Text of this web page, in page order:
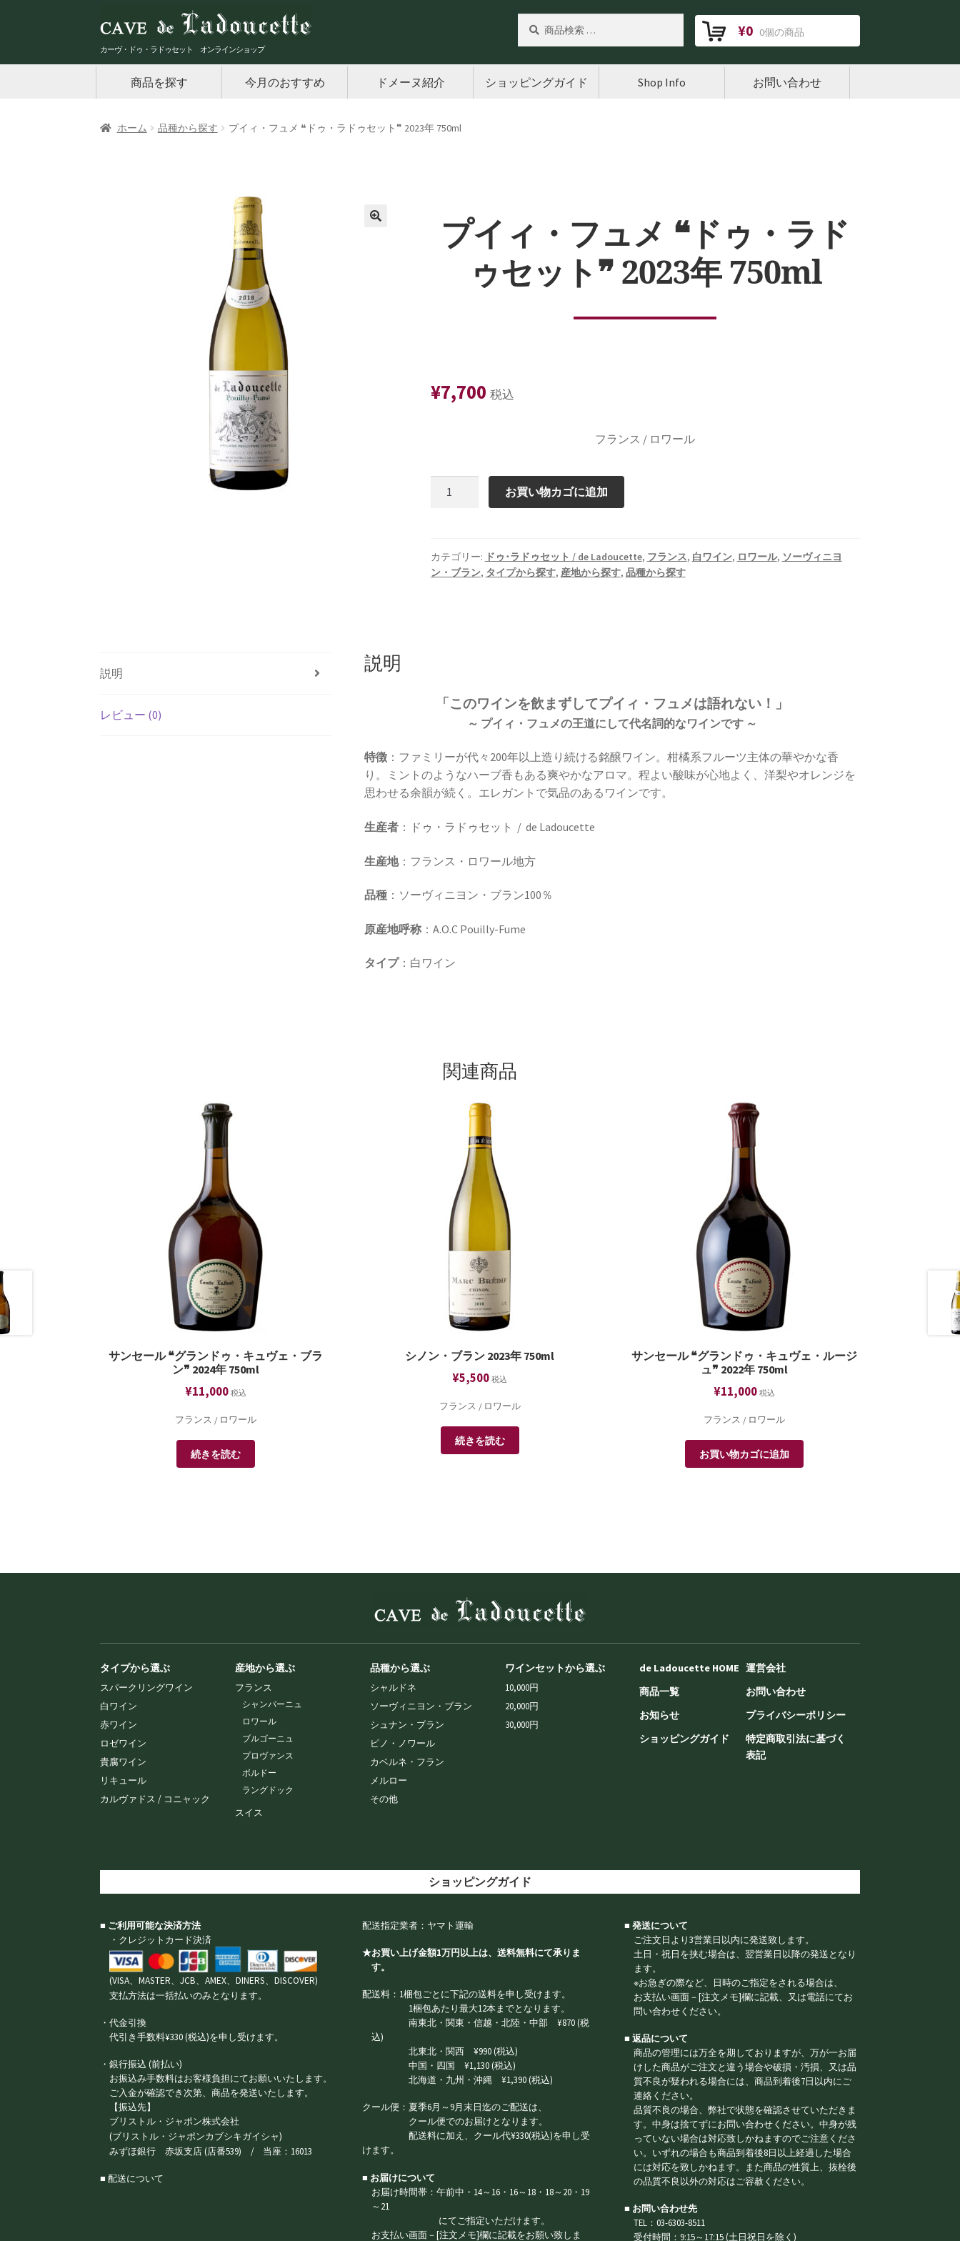
ビ
ゲ
ー
へ
ン
テ
ン
キ
カーヴ・ドゥ・ラドゥセット オンラインショップ
象:
商品を探す 今月のおすすめ ドメーヌ紹介 ショッピングガイド Shop Info お問い合わせ
¥0 0個の商品
ホーム 品種から探す プイィ・フュメ ❝ドゥ・ラドゥセット❞ 2023年 750ml
プイィ・フュメ ❝ドゥ・ラド
ゥセット❞ 2023年 750ml
¥7,700 税込
フランス / ロワール
ュ
メ
年
750ml
個
お買い物カゴに追加
カテゴリー: ドゥ･ラドゥセット / de Ladoucette, フランス, 白ワイン, ロワール, ソーヴィニヨ
ン・ブラン, タイプから探す, 産地から探す, 品種から探す
説明
レビュー (0)
説明
「このワインを飲まずしてプイィ・フュメは語れない！」
～ プイィ・フュメの王道にして代名詞的なワインです ～
特徴 ：ファミリーが代々200年以上造り続ける銘醸ワイン。柑橘系フルーツ主体の華やかな香
り。ミントのようなハーブ香もある爽やかなアロマ。程よい酸味が心地よく、洋梨やオレンジを
思わせる余韻が続く。エレガントで気品のあるワインです。
生産者 ：ドゥ・ラドゥセット / de Ladoucette
生産地：フランス・ロワール地方
品種 ：ソーヴィニヨン・ブラン100％
原産地呼称 ：A.O.C Pouilly-Fume
タイプ：白ワイン
関連商品
サンセール ❝グランドゥ・キュヴェ・ブラ
ン❞ 2024年 750ml
¥11,000 税込
フランス / ロワール
続きを読む
シノン・ブラン 2023年 750ml
¥5,500 税込
フランス / ロワール
続きを読む
サンセール ❝グランドゥ・キュヴェ・ルージ
ュ❞ 2022年 750ml
¥11,000 税込
フランス / ロワール
お買い物カゴに追加
タイプから選ぶ
スパークリングワイン
白ワイン
赤ワイン
ロゼワイン
貴腐ワイン
リキュール
カルヴァドス / コニャック
産地から選ぶ
フランス
シャンパーニュ
ロワール
ブルゴーニュ
プロヴァンス
ボルドー
ラングドック
スイス
品種から選ぶ
シャルドネ
ソーヴィニヨン・ブラン
シュナン・ブラン
ピノ・ノワール
カベルネ・フラン
メルロー
その他
ワインセットから選ぶ
10,000円
20,000円
30,000円
de Ladoucette HOME
商品一覧
お知らせ
ショッピングガイド
運営会社
お問い合わせ
プライバシーポリシー
特定商取引法に基づく
表記
ショッピングガイド
■ ご利用可能な決済方法
・クレジットカード決済
(VISA、MASTER、JCB、AMEX、DINERS、DISCOVER)
支払方法は一括払いのみとなります。
・代金引換
代引き手数料¥330 (税込)を申し受けます。
・銀行振込 (前払い)
お振込み手数料はお客様負担にてお願いいたします。
ご入金が確認でき次第、商品を発送いたします。
【振込先】
ブリストル・ジャポン株式会社
(ブリストル・ジャポンカブシキガイシャ)
みずほ銀行 赤坂支店 (店番539) / 当座：16013
■ 配送について
配送指定業者：ヤマト運輸
★お買い上げ金額1万円以上は、送料無料にて承りま
す。
配送料：1梱包ごとに下記の送料を申し受けます。
1梱包あたり最大12本までとなります。
南東北・関東・信越・北陸・中部 ¥870 (税
込)
北東北・関西 ¥990 (税込)
中国・四国 ¥1,130 (税込)
北海道・九州・沖縄 ¥1,390 (税込)
クール便：夏季6月～9月末日迄のご配送は、
クール便でのお届けとなります。
配送料に加え、クール代¥330(税込)を申し受
けます。
■ お届けについて
お届け時間帯：午前中・14～16・16～18・18～20・19
～21
にてご指定いただけます。
お支払い画面－[注文メモ]欄に記載をお願い致しま
■ 発送について
ご注文日より3営業日以内に発送致します。
土日・祝日を挟む場合は、翌営業日以降の発送となり
ます。
※お急ぎの際など、日時のご指定をされる場合は、
お支払い画面－[注文メモ]欄に記載、又は電話にてお
問い合わせください。
■ 返品について
商品の管理には万全を期しておりますが、万が一お届
けした商品がご注文と違う場合や破損・汚損、又は品
質不良が疑われる場合には、商品到着後7日以内にご
連絡ください。
品質不良の場合、弊社で状態を確認させていただきま
す。中身は捨てずにお問い合わせください。中身が残
っていない場合は対応致しかねますのでご注意くださ
い。いずれの場合も商品到着後8日以上経過した場合
には対応を致しかねます。また商品の性質上、抜栓後
の品質不良以外の対応はご容赦ください。
■ お問い合わせ先
TEL：03-6303-8511
受付時間：9:15～17:15 (土日祝日を除く)